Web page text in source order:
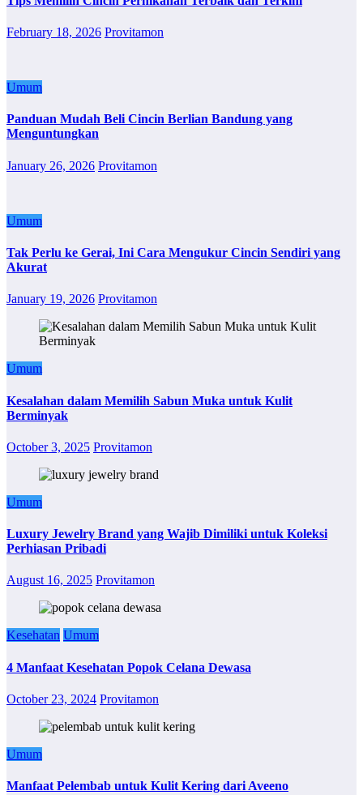
February 18, 2026 Provitamon
Umum
Panduan Mudah Beli Cincin Berlian Bandung yang
Menguntungkan
January 26, 2026 Provitamon
Umum
Tak Perlu ke Gerai, Ini Cara Mengukur Cincin Sendiri yang
Akurat
January 19, 2026 Provitamon
Umum
Kesalahan dalam Memilih Sabun Muka untuk Kulit
Berminyak
October 3, 2025 Provitamon
Umum
Luxury Jewelry Brand yang Wajib Dimiliki untuk Koleksi
Perhiasan Pribadi
August 16, 2025 Provitamon
Kesehatan Umum
4 Manfaat Kesehatan Popok Celana Dewasa
October 23, 2024 Provitamon
Umum
Manfaat Pelembab untuk Kulit Kering dari Aveeno